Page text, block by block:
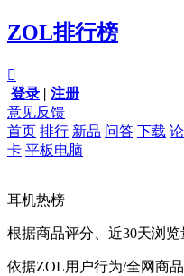
ZOL排行榜

登录 | 注册
意见反馈
首页 排行 新品 问答 下载
卡 平板电脑
耳机热榜
根据商品评分、近30天浏
依据ZOL用户行为/全网商